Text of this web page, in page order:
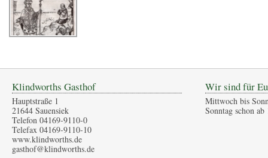
Klindworths Gasthof
Hauptstraße 1
21644 Sauensiek
Telefon 04169-9110-0
Telefax 04169-9110-10
www.klindworths.de
gasthof@klindworths.de
Wir sind für
Mittwoch bis
Sonntag schon